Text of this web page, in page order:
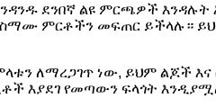
ደንበኛ ልዩ ምርጫዎች
ምርቶችን መፍጠር ይችላሉ።
ለማረጋገጥ ነው, ይህም ልጆች
እያደገ የመጣውን ፍላጎት